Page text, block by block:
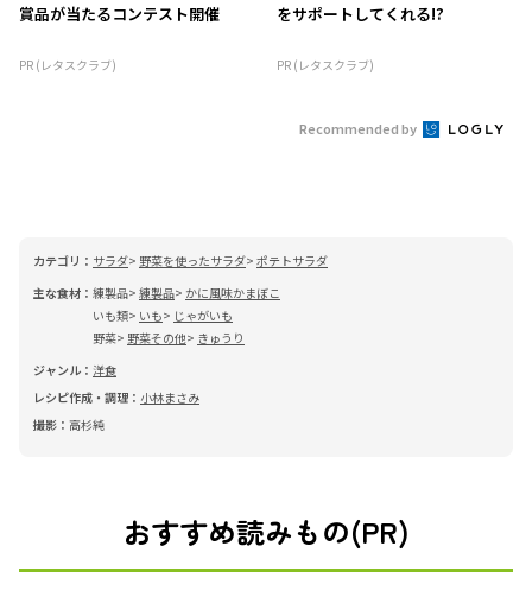
賞品が当たるコンテスト開催
PR (レタスクラブ)
をサポートしてくれる!?
PR (レタスクラブ)
Recommended by
カテゴリ： サラダ 野菜を使ったサラダ ポテトサラダ
主な食材： 練製品 練製品
かに風味かまぼこ
いも類
いも
じゃがいも
野菜
野菜その他
きゅうり
ジャンル： 洋食
レシピ作成・調理： 小林まさみ
撮影： 高杉純
おすすめ読みもの(PR)